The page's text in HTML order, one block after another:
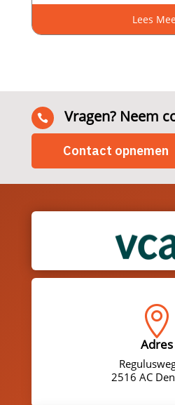
Lees
 Vragen? Neem
Contact opnemen

Adres
2516 AC